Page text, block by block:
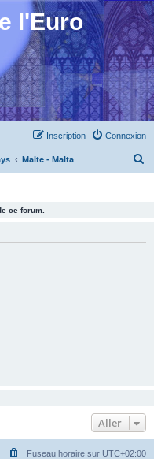
l'Euro
Connexion
Inscription
Malte - Malta
ce forum.
Aller
Fuseau horaire sur UTC+02:00